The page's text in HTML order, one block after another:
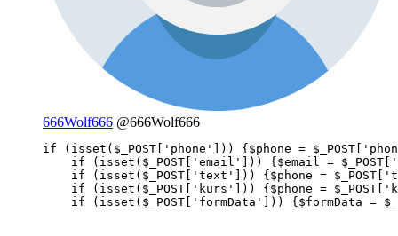
666Wolf666 @666Wolf666
if (isset($_POST['phone'])) {$phone =
if (isset($_POST['email'])) {$email =
if (isset($_POST['text'])) {$phone =
if (isset($_POST['kurs'])) {$phone =
if (isset($_POST['formData'])) {$formData =